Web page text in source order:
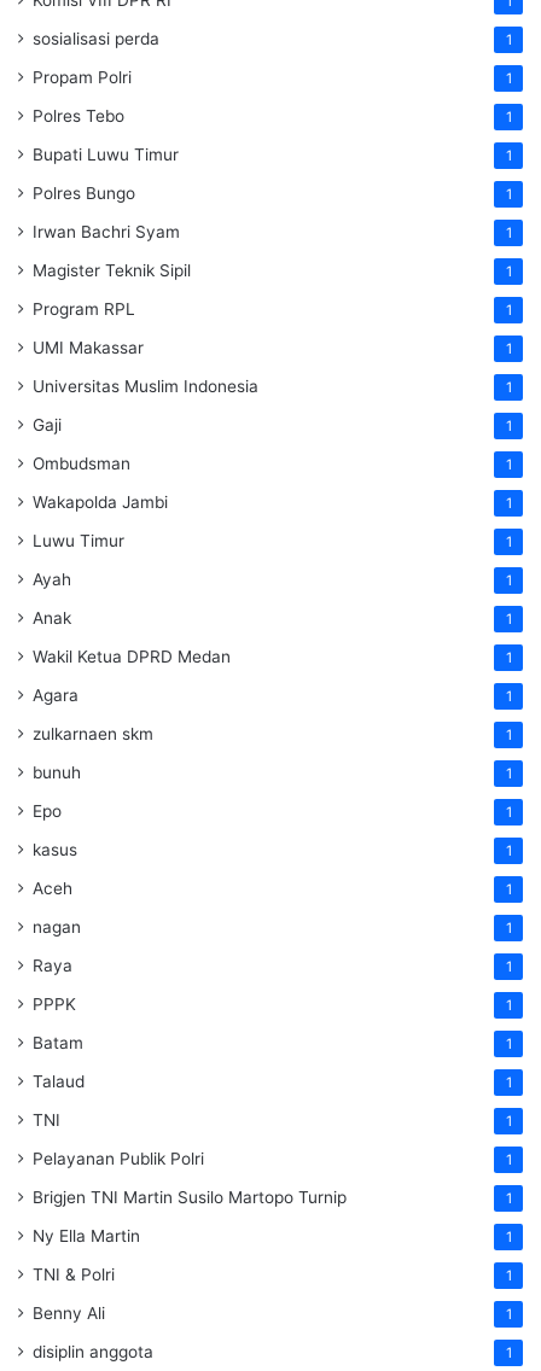
sosialisasi perda 1
Propam Polri 1
Polres Tebo 1
Bupati Luwu Timur 1
Polres Bungo 1
Irwan Bachri Syam 1
Magister Teknik Sipil 1
Program RPL 1
UMI Makassar 1
Universitas Muslim Indonesia 1
Gaji 1
Ombudsman 1
Wakapolda Jambi 1
Luwu Timur 1
Ayah 1
Anak 1
Wakil Ketua DPRD Medan 1
Agara 1
zulkarnaen skm 1
bunuh 1
Epo 1
kasus 1
Aceh 1
nagan 1
Raya 1
PPPK 1
Batam 1
Talaud 1
TNI 1
Pelayanan Publik Polri 1
Brigjen TNI Martin Susilo Martopo Turnip 1
Ny Ella Martin 1
TNI & Polri 1
Benny Ali 1
disiplin anggota 1